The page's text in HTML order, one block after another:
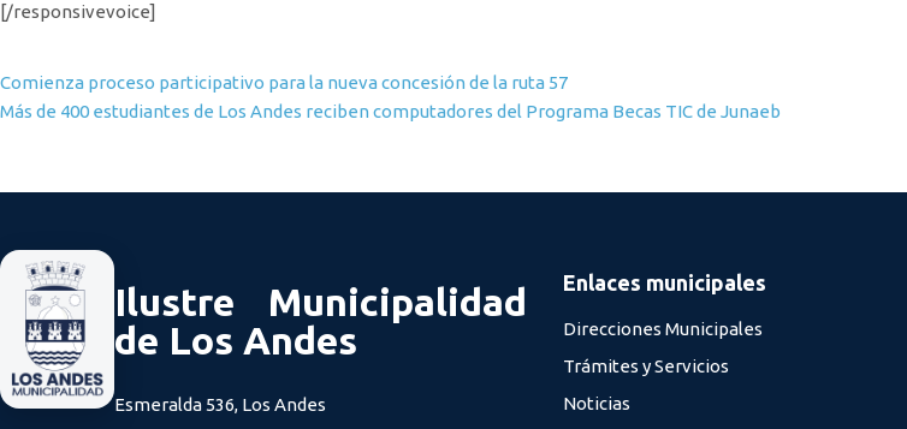
[/responsivevoice]
Navegación de entradas
Comienza proceso participativo para la nueva concesión de la ruta 57
Más de 400 estudiantes de Los Andes reciben computadores del Programa Becas TIC de Junaeb
Ilustre Municipalidad
de Los Andes
Esmeralda 536, Los Andes
Enlaces municipales
Direcciones Municipales
Trámites y Servicios
Noticias